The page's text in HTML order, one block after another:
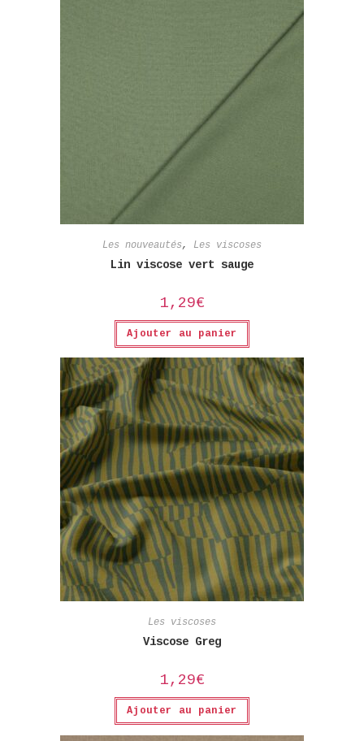
Les nouveautés, Les viscoses
Lin viscose vert sauge
1,29€
Ajouter au panier
Les viscoses
Viscose Greg
1,29€
Ajouter au panier